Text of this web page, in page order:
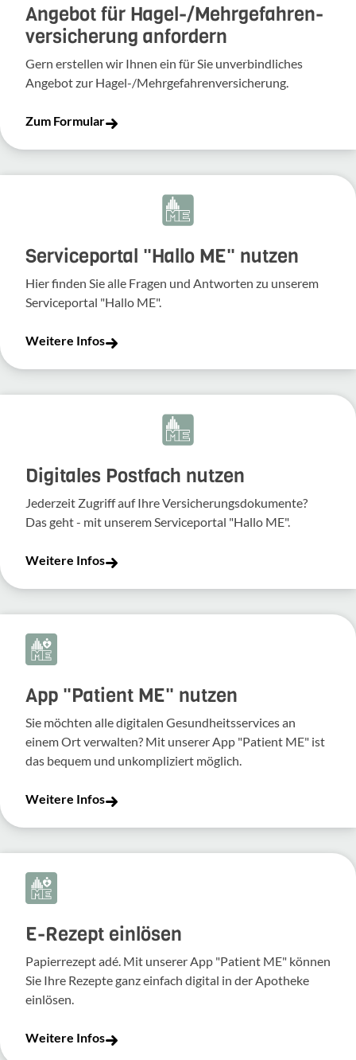
Angebot für Hagel-­/Mehrgefahren­
versicherung anfordern
Gern erstellen wir Ihnen ein für Sie unverbindliches
Angebot zur Hagel-/Mehrgefahrenversicherung.
Zum Formular
Serviceportal "Hallo ME" nutzen
Hier finden Sie alle Fragen und Antworten zu unserem
Serviceportal "Hallo ME".
Weitere Infos
Digitales Postfach nutzen
Jederzeit Zugriff auf Ihre Versicherungsdokumente?
Das geht - mit unserem Serviceportal "Hallo ME".
Weitere Infos
App "Patient ME" nutzen
Sie möchten alle digitalen Gesundheitsservices an
einem Ort verwalten? Mit unserer App "Patient ME" ist
das bequem und unkompliziert möglich.
Weitere Infos
E-Rezept einlösen
Papierrezept adé. Mit unserer App "Patient ME" können
Sie Ihre Rezepte ganz einfach digital in der Apotheke
einlösen.
Weitere Infos